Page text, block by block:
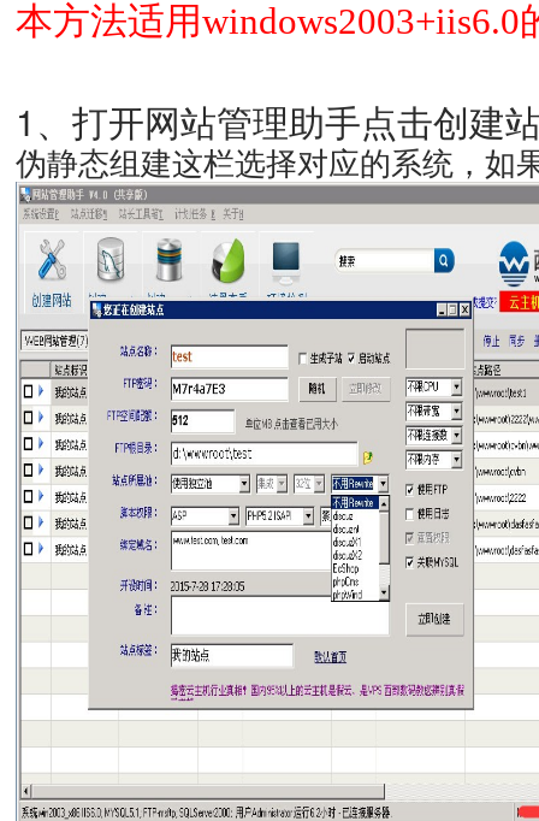
本方法适用windows2003+iis6.0
1、打开网站管理助手点击创建
伪静态组建这栏选择对应的系统，如